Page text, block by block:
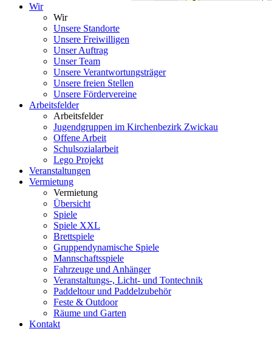
Wir
Wir
Unsere Standorte
Unsere Freiwilligen
Unser Auftrag
Unser Team
Unsere Verantwortungsträger
Unsere freien Stellen
Unsere Fördervereine
Arbeitsfelder
Arbeitsfelder
Jugendgruppen im Kirchenbezirk Zwickau
Offene Arbeit
Schulsozialarbeit
Lego Projekt
Veranstaltungen
Vermietung
Vermietung
Übersicht
Spiele
Spiele XXL
Brettspiele
Gruppendynamische Spiele
Mannschaftsspiele
Fahrzeuge und Anhänger
Veranstaltungs-, Licht- und Tontechnik
Paddeltour und Paddelzubehör
Feste & Outdoor
Räume und Garten
Kontakt